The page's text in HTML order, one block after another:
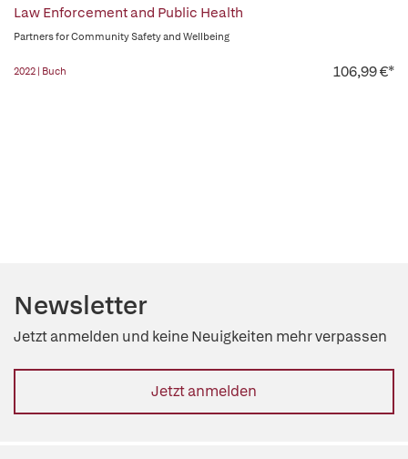
Law Enforcement and Public Health
Partners for Community Safety and Wellbeing
2022 | Buch 106,99 €*
Newsletter
Jetzt anmelden und keine Neuigkeiten mehr verpassen
Jetzt anmelden